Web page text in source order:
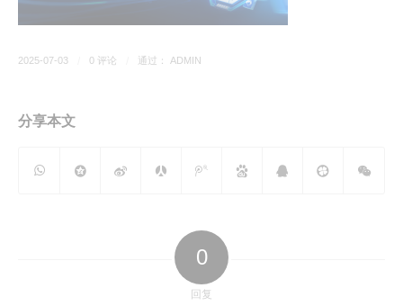
2025-07-03 0 评论 通过： ADMIN
分享本文
0
回复